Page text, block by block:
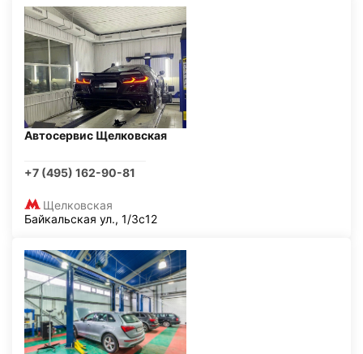
Автосервис Щелковская
+7 (495) 162-90-81
Щелковская
Байкальская ул., 1/3с12